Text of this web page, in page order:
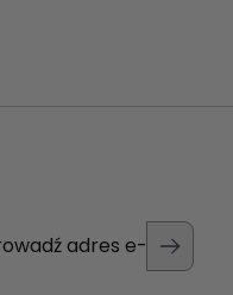
adres e-